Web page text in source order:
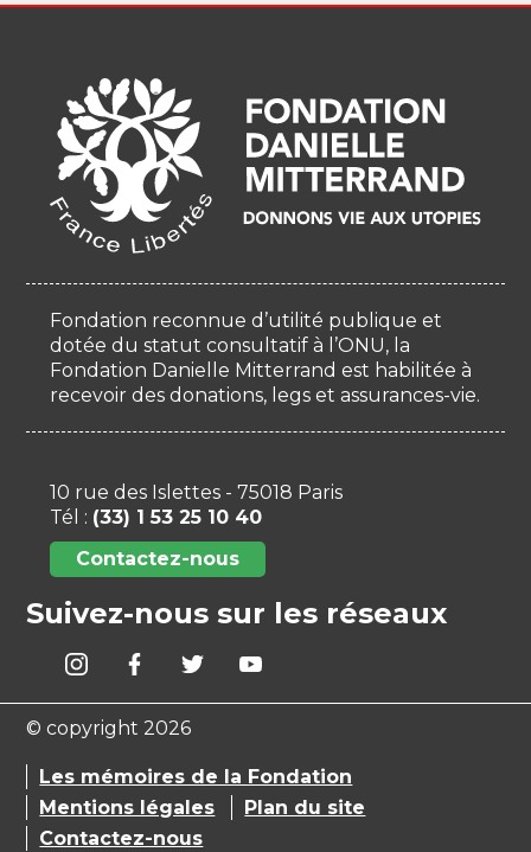
Fondation reconnue d’utilité publique et
dotée du statut consultatif à l’ONU, la
Fondation Danielle Mitterrand est habilitée à
recevoir des donations, legs et assurances-vie.
10 rue des Islettes - 75018 Paris
Tél : (33) 1 53 25 10 40
Contactez-nous
Suivez-nous sur les réseaux
© copyright 2026
Les mémoires de la Fondation
Mentions légales
Plan du site
Contactez-nous